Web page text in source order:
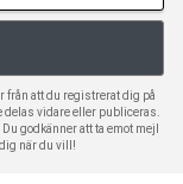
från att du registrerat dig på
vidare eller publiceras.
godkänner att ta emot mejl
när du vill!